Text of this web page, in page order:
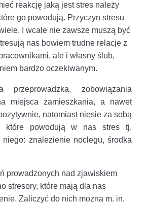
reakcję jaką jest stres należy
go powodują. Przyczyn stresu
I wcale nie zawsze muszą być
nas bowiem trudne relacje z
ale i własny ślub,
bardzo oczekiwanym.
przeprowadzka, zobowiązania
miejsca zamieszkania, a nawet
natomiast niesie za sobą
które powodują w nas stres tj.
niego: znalezienie noclegu, środka
prowadzonych nad zjawiskiem
stresory, które mają dla nas
Zaliczyć do nich można m. in.